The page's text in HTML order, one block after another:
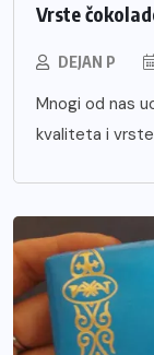
Vrste
DEJAN P
Mnogi od nas
kvaliteta i vrste